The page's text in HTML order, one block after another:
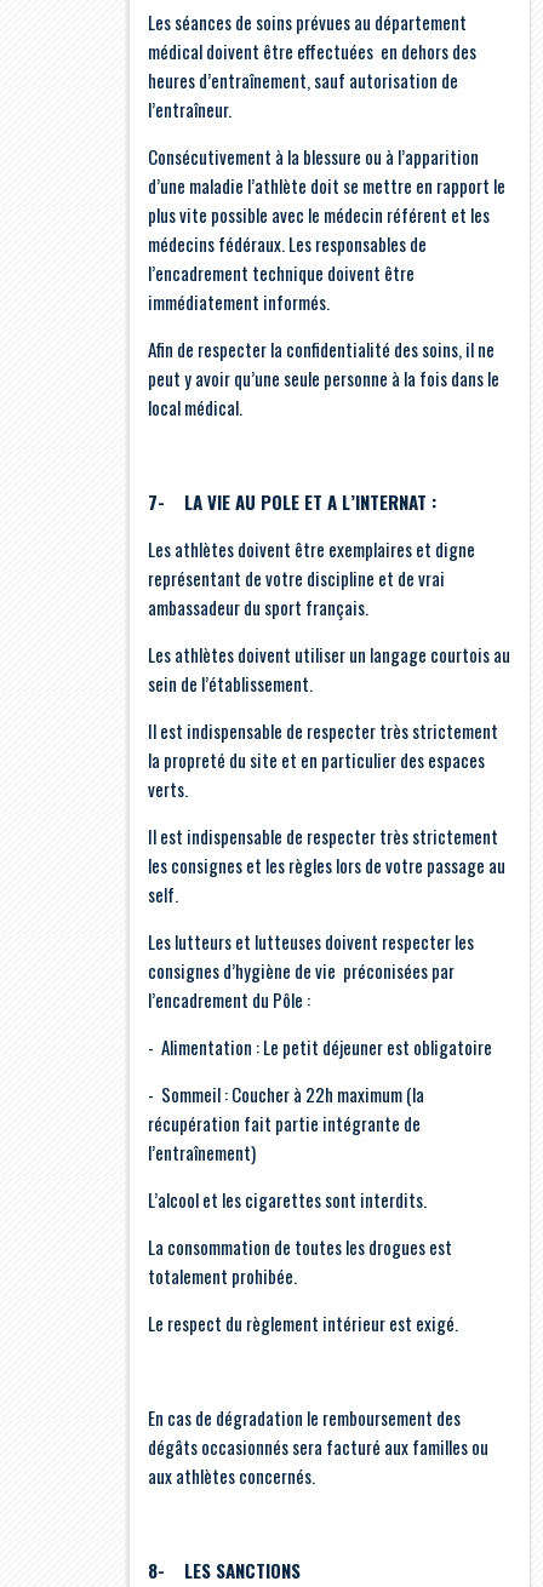
Les séances de soins prévues au département
médical doivent être effectuées en dehors des
heures d’entraînement, sauf autorisation de
l’entraîneur.
Consécutivement à la blessure ou à l’apparition
d’une maladie l’athlète doit se mettre en rapport le
plus vite possible avec le médecin référent et les
médecins fédéraux. Les responsables de
l’encadrement technique doivent être
immédiatement informés.
Afin de respecter la confidentialité des soins, il ne
peut y avoir qu’une seule personne à la fois dans le
local médical.
7- LA VIE AU POLE ET A L’INTERNAT :
Les athlètes doivent être exemplaires et digne
représentant de votre discipline et de vrai
ambassadeur du sport français.
Les athlètes doivent utiliser un langage courtois au
sein de l’établissement.
Il est indispensable de respecter très strictement
la propreté du site et en particulier des espaces
verts.
Il est indispensable de respecter très strictement
les consignes et les règles lors de votre passage au
self.
Les lutteurs et lutteuses doivent respecter les
consignes d’hygiène de vie préconisées par
l’encadrement du Pôle :
- Alimentation : Le petit déjeuner est obligatoire
- Sommeil : Coucher à 22h maximum (la
récupération fait partie intégrante de
l’entraînement)
L’alcool et les cigarettes sont interdits.
La consommation de toutes les drogues est
totalement prohibée.
Le respect du règlement intérieur est exigé.
En cas de dégradation le remboursement des
dégâts occasionnés sera facturé aux familles ou
aux athlètes concernés.
8- LES SANCTIONS